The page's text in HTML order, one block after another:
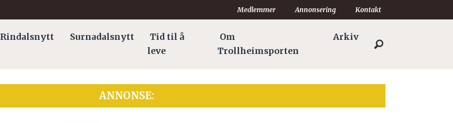
Medlemmer Annonsering Kontakt
Rindalsnytt Surnadalsnytt
Tid til å
leve
Om
Trollheimsporten
Arkiv
ANNONSE: